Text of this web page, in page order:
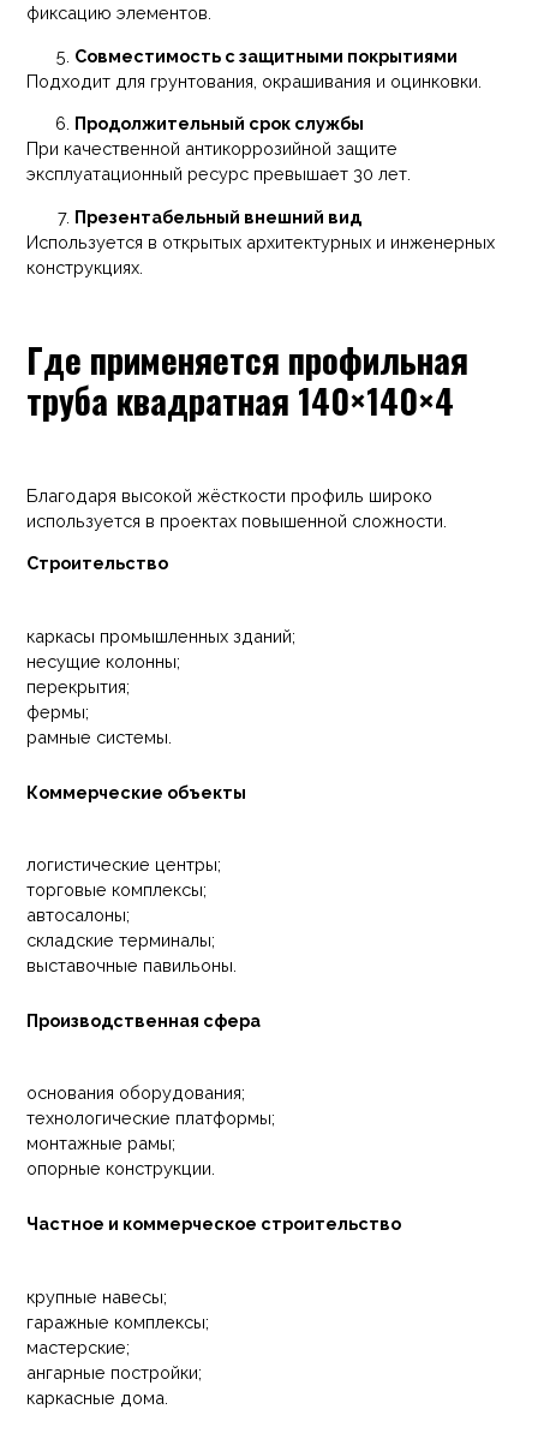
фиксацию элементов.
Совместимость с защитными покрытиями
Подходит для грунтования, окрашивания и оцинковки.
Продолжительный срок службы
При качественной антикоррозийной защите
эксплуатационный ресурс превышает 30 лет.
Презентабельный внешний вид
Используется в открытых архитектурных и инженерных
конструкциях.
Где применяется профильная
труба квадратная 140×140×4
Благодаря высокой жёсткости профиль широко
используется в проектах повышенной сложности.
Строительство
каркасы промышленных зданий;
несущие колонны;
перекрытия;
фермы;
рамные системы.
Коммерческие объекты
логистические центры;
торговые комплексы;
автосалоны;
складские терминалы;
выставочные павильоны.
Производственная сфера
основания оборудования;
технологические платформы;
монтажные рамы;
опорные конструкции.
Частное и коммерческое строительство
крупные навесы;
гаражные комплексы;
мастерские;
ангарные постройки;
каркасные дома.